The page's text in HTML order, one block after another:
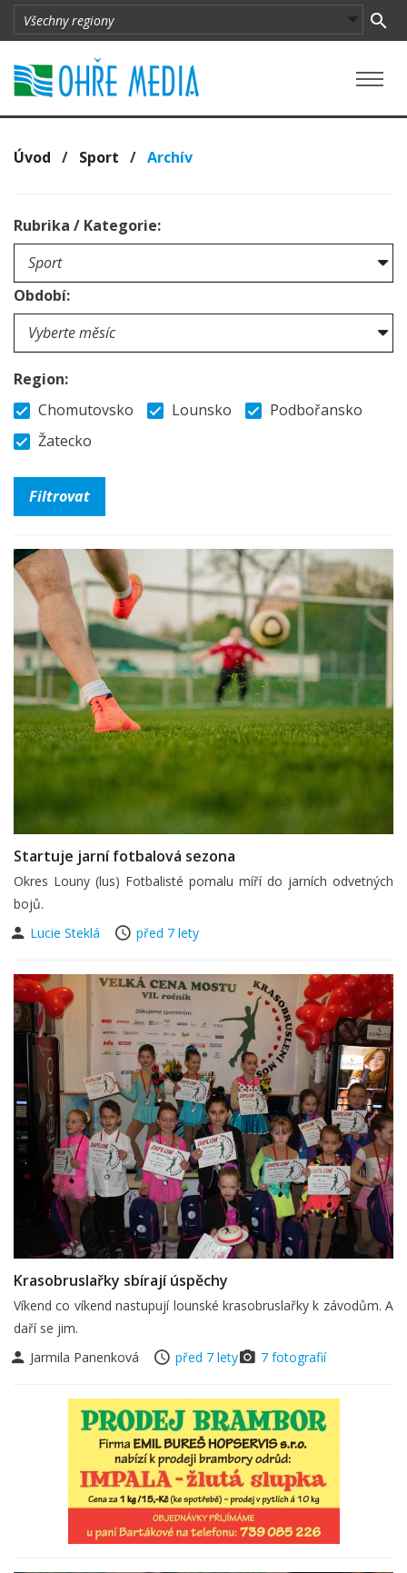
Úvod / Sport / Archív
Rubrika / Kategorie:
Období:
Region:
Chomutovsko
Lounsko
Podbořansko
Žatecko
Startuje jarní fotbalová sezona
Okres Louny (lus) Fotbalisté pomalu míří do jarních odvetných
bojů.
Lucie Steklá
před 7 lety
Krasobruslařky sbírají úspěchy
Víkend co víkend nastupují lounské krasobruslařky k závodům. A
daří se jim.
Jarmila Panenková
před 7 lety 7 fotografií